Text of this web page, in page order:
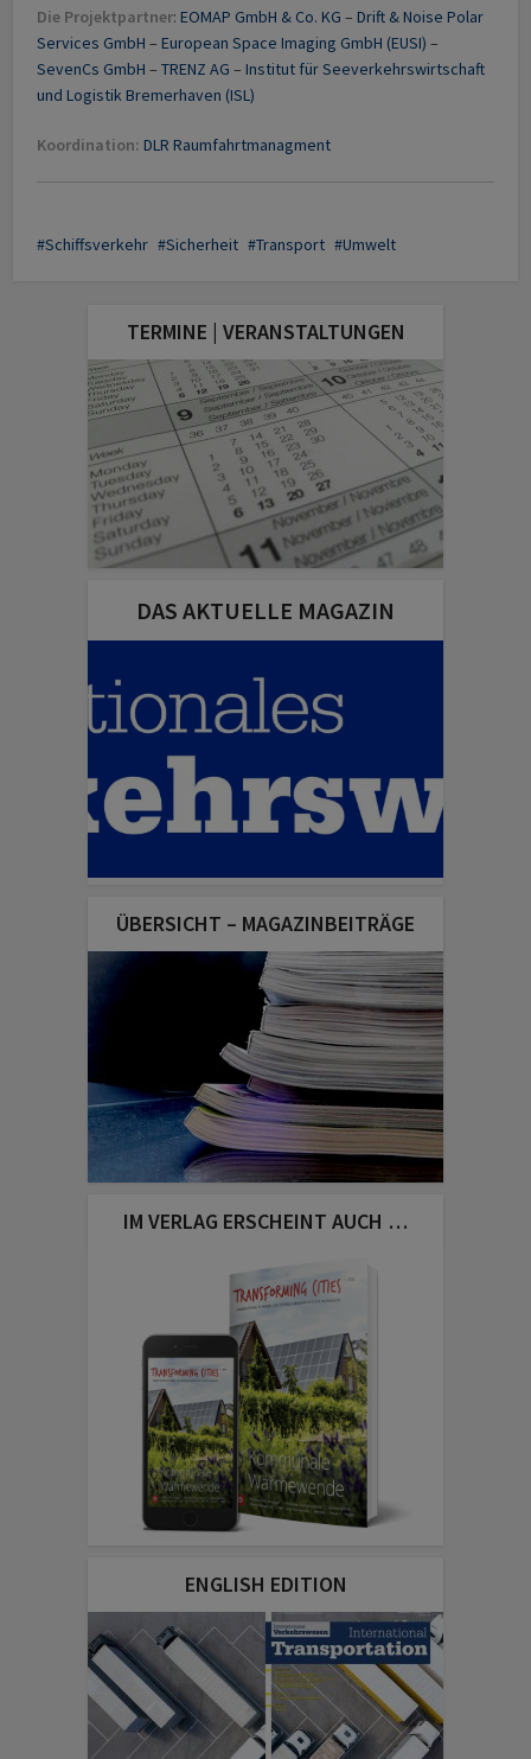
Die Projektpartner:EOMAP GmbH & Co. KG –Drift & Noise Polar
Services GmbH –European Space Imaging GmbH (EUSI) –
SevenCs GmbH –TRENZ AG –Institut für Seeverkehrswirtschaft
und Logistik Bremerhaven (ISL)
Koordination: DLR Raumfahrtmanagment
Schiffsverkehr Sicherheit Transport Umwelt
TERMINE | VERANSTALTUNGEN
DAS AKTUELLE MAGAZIN
ÜBERSICHT – MAGAZINBEITRÄGE
IM VERLAG ERSCHEINT AUCH …
ENGLISH EDITION